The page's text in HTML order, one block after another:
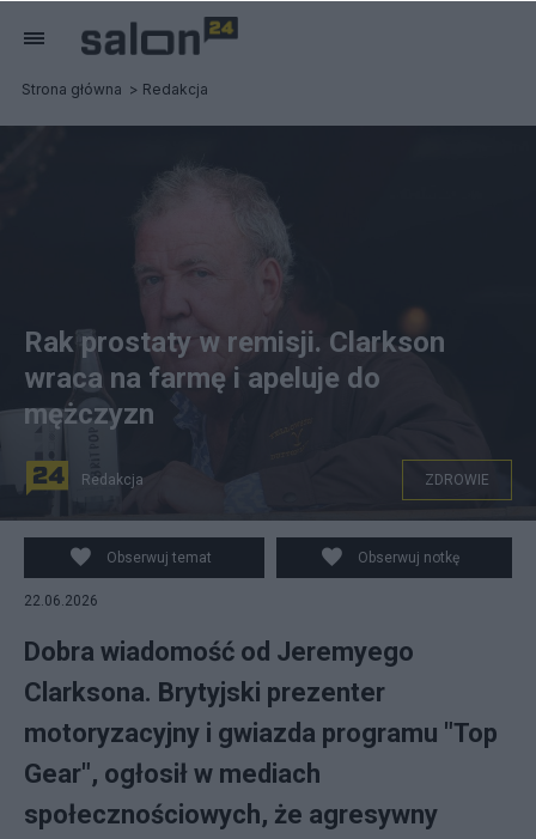
Strona główna Redakcja
Jeremy Clarkson ogłosił reemisję nowotworu prostaty
Rak prostaty w remisji. Clarkson
wraca na farmę i apeluje do
mężczyzn
Redakcja ZDROWIE
Obserwuj temat Obserwuj notkę
22.06.2026
Dobra wiadomość od Jeremyego
Clarksona. Brytyjski prezenter
motoryzacyjny i gwiazda programu "Top
Gear", ogłosił w mediach
społecznościowych, że agresywny